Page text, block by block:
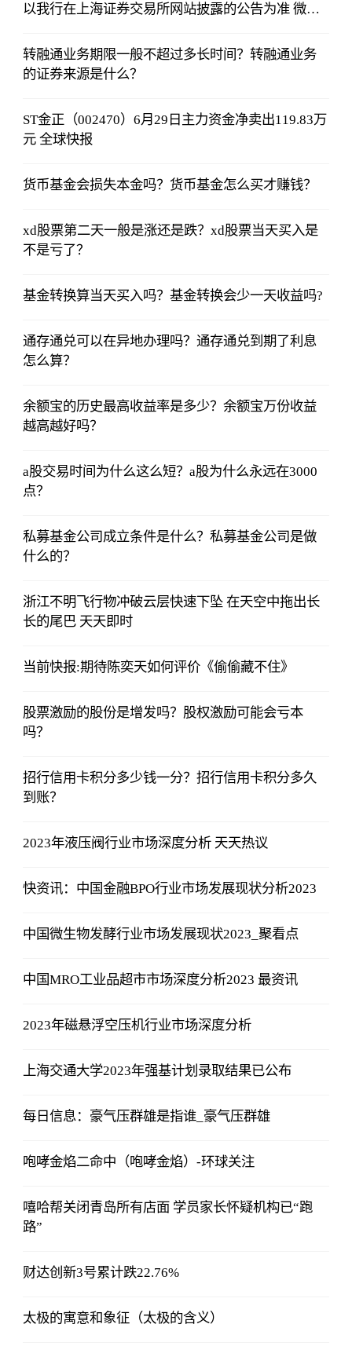
以我行在上海证券交易所网站披露的公告为准 微资
转融通业务期限一般不超过多长时间？转融通业务
的证券来源是什么？
ST金正（002470）6月29日主力资金净卖出119.83万
元 全球快报
货币基金会损失本金吗？货币基金怎么买才赚钱？
xd股票第二天一般是涨还是跌？xd股票当天买入是
不是亏了？
基金转换算当天买入吗？基金转换会少一天收益吗?
通存通兑可以在异地办理吗？通存通兑到期了利息
怎么算？
余额宝的历史最高收益率是多少？余额宝万份收益
越高越好吗？
a股交易时间为什么这么短？a股为什么永远在3000
点？
私募基金公司成立条件是什么？私募基金公司是做
什么的？
浙江不明飞行物冲破云层快速下坠 在天空中拖出长
长的尾巴 天天即时
当前快报:期待陈奕天如何评价《偷偷藏不住》
股票激励的股份是增发吗？股权激励可能会亏本
吗？
招行信用卡积分多少钱一分？招行信用卡积分多久
到账？
2023年液压阀行业市场深度分析 天天热议
快资讯：中国金融BPO行业市场发展现状分析2023
中国微生物发酵行业市场发展现状2023_聚看点
中国MRO工业品超市市场深度分析2023 最资讯
2023年磁悬浮空压机行业市场深度分析
上海交通大学2023年强基计划录取结果已公布
每日信息：豪气压群雄是指谁_豪气压群雄
咆哮金焰二命中（咆哮金焰）-环球关注
嘻哈帮关闭青岛所有店面 学员家长怀疑机构已“跑
路”
财达创新3号累计跌22.76%
太极的寓意和象征（太极的含义）